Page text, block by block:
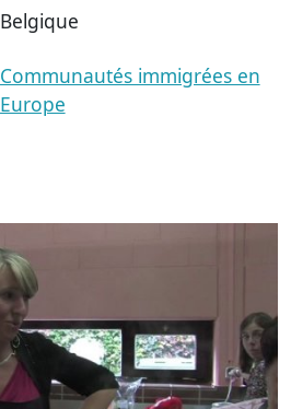
Belgique
Communautés immigrées en
Europe